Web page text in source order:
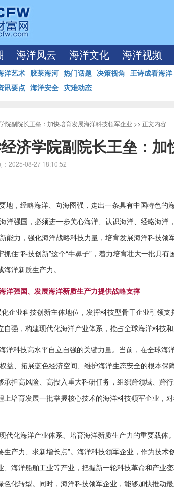
海洋风云 海洋文化 海洋视频
洋艺术 胶莱海河 热门话题 决策视角 王诗成看海洋
讯要点 海洋安全 灾难动态
院副院长王垒：加快培育发展海洋科技领军企业 >> 正文内容
济学院副院长王垒：
2025-08-27 18:10:52
地，经略海洋、向海图强，走出一条具有中国特色的
洋强国，必须进一步关心海洋、认识海洋、经略海
能力，强化海洋战略科技力量，培育发展海洋科技
住“科技创新”这个“牛鼻子”，着力培育壮大一批具
洋新质生产力。
洋强国、发展海洋新质生产力提供战略支撑
企业科技创新主体地位，发挥科技型骨干企业引领
强，构建现代化海洋产业体系，抢占全球海洋科技
洋科技高水平自立自强的关键力量。当前，在全球海
益、拓展蓝色经济空间、维护海洋生态安全的根本保
承担高风险、高投入重大科研任务，组织跨领域、跨
培育发展一批掌握核心技术的海洋科技领军企业，
代化海洋产业体系、培育海洋新质生产力的重要载体
产力、求新增长点”。海洋科技领军企业，作为技
海洋船舶工业等产业，把握新一轮科技革命和产业
化转型。同时，海洋科技领军企业，能够加快推动